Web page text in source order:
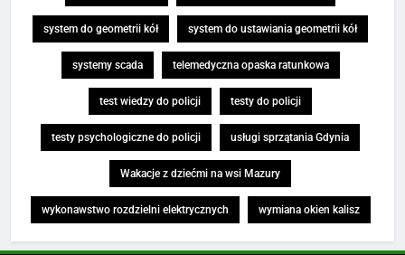
system do geometrii kół system do ustawiania geometrii kół
systemy scada telemedyczna opaska ratunkowa
test wiedzy do policji testy do policji
testy psychologiczne do policji usługi sprzątania Gdynia
Wakacje z dziećmi na wsi Mazury
wykonawstwo rozdzielni elektrycznych wymiana okien kalisz